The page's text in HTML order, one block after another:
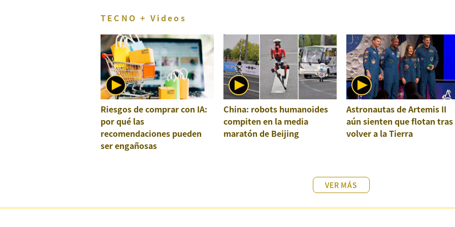
TECNO + Videos
Riesgos de comprar con IA:
por qué las
recomendaciones pueden
ser engañosas
China: robots humanoides
compiten en la media
maratón de Beijing
Astronautas de Artemis II
aún sienten que flotan tras
volver a la Tierra
VER MÁS